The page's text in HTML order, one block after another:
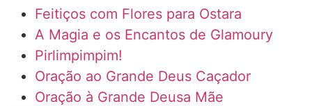
Feitiços com Flores para Ostara
A Magia e os Encantos de Glamoury
Pirlimpimpim!
Oração ao Grande Deus Caçador
Oração à Grande Deusa Mãe